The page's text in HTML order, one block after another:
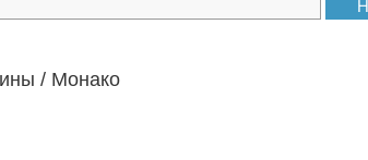
/ Монако